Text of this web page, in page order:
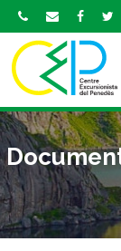
k
o
c
o
n
t
e